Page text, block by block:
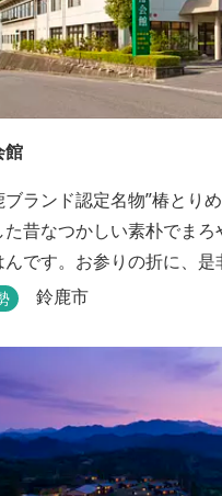
館
ブランド認定名物”椿とり
た昔なつかしい素朴でま
んです。お参りの折に、是
産・婚礼・研修・宿泊・ご
鈴鹿市